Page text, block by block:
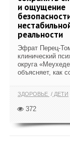
и ощущение
реальности
Эфрат Перец-
клинический
округа
объясняет, как
ЗДОРОВЬЕ ДЕТИ
372